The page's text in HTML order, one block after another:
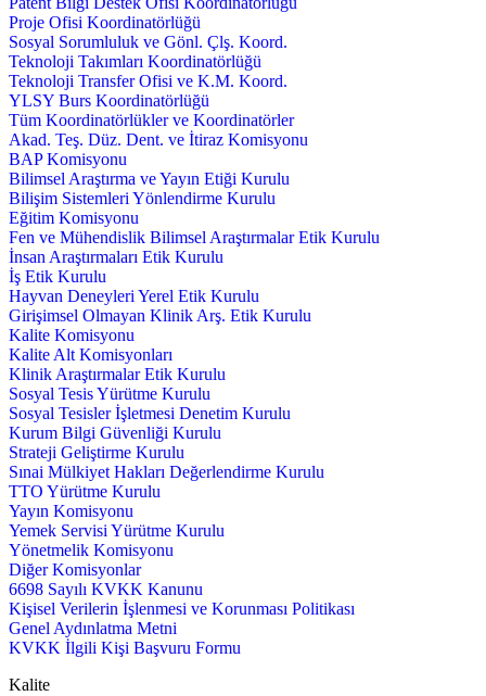
Proje Ofisi Koordinatörlüğü
Sosyal Sorumluluk ve Gönl. Çlş. Koord.
Teknoloji Takımları Koordinatörlüğü
Teknoloji Transfer Ofisi ve K.M. Koord.
YLSY Burs Koordinatörlüğü
Tüm Koordinatörlükler ve Koordinatörler
Akad. Teş. Düz. Dent. ve İtiraz Komisyonu
BAP Komisyonu
Bilimsel Araştırma ve Yayın Etiği Kurulu
Bilişim Sistemleri Yönlendirme Kurulu
Eğitim Komisyonu
Fen ve Mühendislik Bilimsel Araştırmalar Etik Kurulu
İnsan Araştırmaları Etik Kurulu
İş Etik Kurulu
Hayvan Deneyleri Yerel Etik Kurulu
Girişimsel Olmayan Klinik Arş. Etik Kurulu
Kalite Komisyonu
Kalite Alt Komisyonları
Klinik Araştırmalar Etik Kurulu
Sosyal Tesis Yürütme Kurulu
Sosyal Tesisler İşletmesi Denetim Kurulu
Kurum Bilgi Güvenliği Kurulu
Strateji Geliştirme Kurulu
Sınai Mülkiyet Hakları Değerlendirme Kurulu
TTO Yürütme Kurulu
Yayın Komisyonu
Yemek Servisi Yürütme Kurulu
Yönetmelik Komisyonu
Diğer Komisyonlar
6698 Sayılı KVKK Kanunu
Kişisel Verilerin İşlenmesi ve Korunması Politikası
Genel Aydınlatma Metni
KVKK İlgili Kişi Başvuru Formu
Kalite